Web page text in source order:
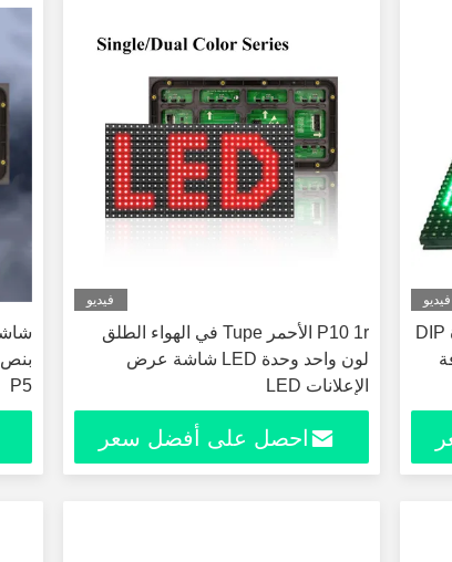
فيديو
P10 وحدة عرض Led خضراء واحدة DIP
فيديو
P10 1r الأحمر Tupe في الهواء الطلق
لون واحد وحدة LED شاشة عرض
الإعلانات LED
احصل على أفضل سعر
P5